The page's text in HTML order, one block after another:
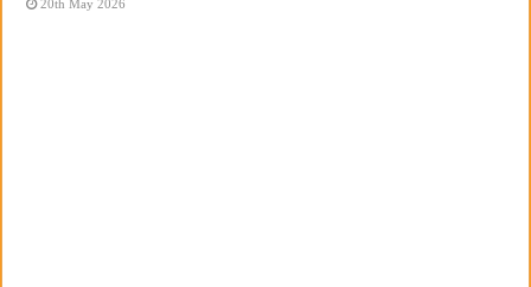
20th May 2026